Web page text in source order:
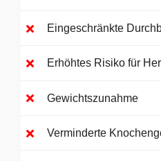
Eingeschränkte
Erhöhtes Risiko für
Gewichtszunahme
Verminderte